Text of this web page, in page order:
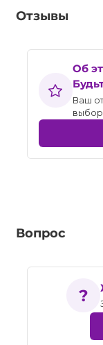
Отзывы
Об
Ваш
Вопрос